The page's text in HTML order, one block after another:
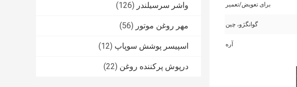
واشر سرسیلندر (126)
مهر روغن موتور (56)
اسپیسر پوشش سوپاپ (12)
درپوش پرکننده روغن (22)
برای تعویض/تعمیر
گوانگژو، چین
آره